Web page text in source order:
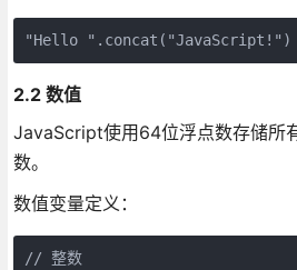
2.2 数值
JavaScript使用64位浮点数存储所
数。
数值变量定义：
// 整数